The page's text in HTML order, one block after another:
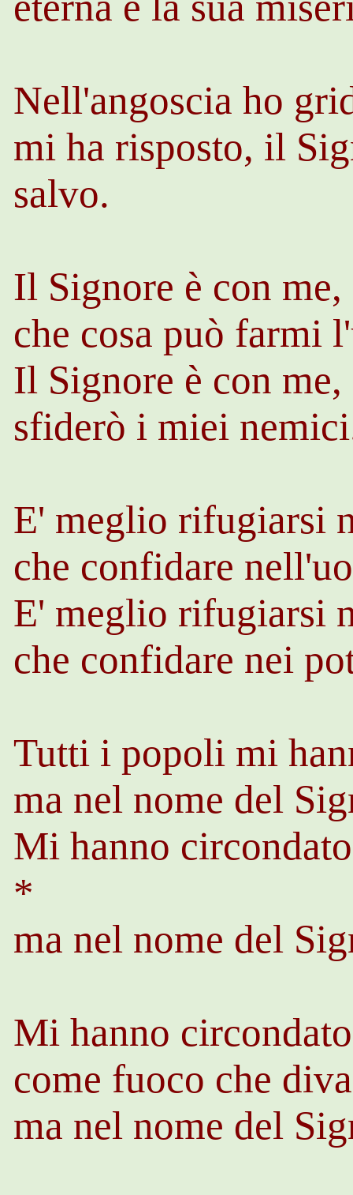
Nell'angoscia ho
mi ha risposto, il
salvo.
Il Signore è con
che cosa può farmi
Il Signore è con
sfiderò i miei
E' meglio rifugiarsi
che confidare
E' meglio rifugiarsi
che confidare nei
Tutti i popoli mi
ma nel nome del
Mi hanno
*
ma nel nome del
Mi hanno
come fuoco che
ma nel nome del